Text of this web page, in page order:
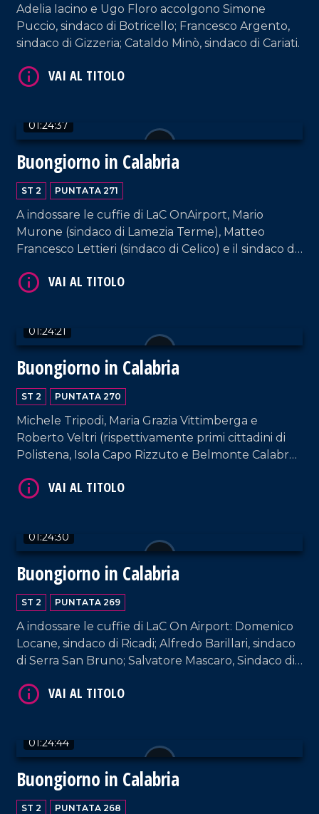
Adelia Iacino e Ugo Floro accolgono Simone
Puccio, sindaco di Botricello; Francesco Argento,
sindaco di Gizzeria; Cataldo Minò, sindaco di Cariati.
01:24:37
Buongiorno in Calabria
ST 2 PUNTATA 271
A indossare le cuffie di LaC OnAirport, Mario
Murone (sindaco di Lamezia Terme), Matteo
Francesco Lettieri (sindaco di Celico) e il sindaco di
Iacino e Ugo Floro.
01:24:21
Buongiorno in Calabria
ST 2 PUNTATA 270
Michele Tripodi, Maria Grazia Vittimberga e
Roberto Veltri (rispettivamente primi cittadini di
Polistena, Isola Capo Rizzuto e Belmonte Calabro)
cura di Adelia Iacino e Ugo Floro.
VAI AL TITOLO
01:24:30
Buongiorno in Calabria
ST 2 PUNTATA 269
A indossare le cuffie di LaC On Airport: Domenico
Locane, sindaco di Ricadi; Alfredo Barillari, sindaco
di Serra San Bruno; Salvatore Mascaro, Sindaco di
Floro.
01:24:44
Buongiorno in Calabria
ST 2 PUNTATA 268
VAI AL TITOLO
VAI AL TITOLO